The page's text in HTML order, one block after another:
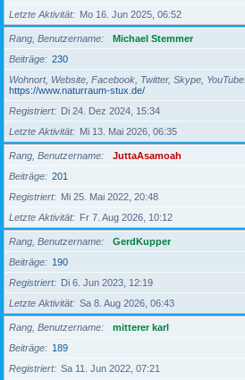
Letzte Aktivität
Mo 16. Jun 2025, 06:52
Rang, Benutzername
Michael Stemmer
Beiträge
230
Wohnort, Website, Facebook, Twitter, Skype, YouTube
https://www.naturraum-stux.de/
Registriert
Di 24. Dez 2024, 15:34
Letzte Aktivität
Mi 13. Mai 2026, 06:35
Rang, Benutzername
JuttaAsamoah
Beiträge
201
Registriert
Mi 25. Mai 2022, 20:48
Letzte Aktivität
Fr 7. Aug 2026, 10:12
Rang, Benutzername
GerdKupper
Beiträge
190
Registriert
Di 6. Jun 2023, 12:19
Letzte Aktivität
Sa 8. Aug 2026, 06:43
Rang, Benutzername
mitterer karl
Beiträge
189
Registriert
Sa 11. Jun 2022, 07:21